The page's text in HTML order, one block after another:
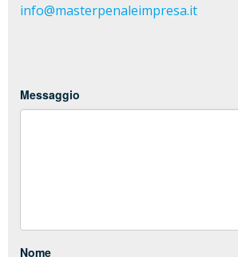
info@masterpenaleimpresa.it
Messaggio
Nome